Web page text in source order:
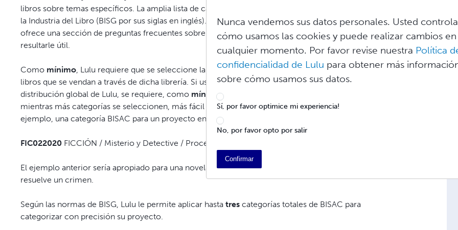
libros sobre temas específicos. La amplia lista de categorías es mantenida por el Grupo de Estudio de
la Industria del Libro (BISG por sus siglas en inglés). Puede revisarla lista en inglés aquí. La BISG
ofrece una sección de preguntas frecuentes sobre la selección de códigos BISAC que puede
resultarle útil.
Como mínimo, Lulu requiere que se seleccione la categoría de la librería de Lulu para todos los
libros que se vendan a través de dicha librería. Si usted tiene la intención de utilizar el servicio de
distribución global de Lulu, se requiere, como mínimo, una
mientras más categorías se seleccionen, más fácil será para los y las lectores encontrar su libro. Por
ejemplo, una categoría BISAC para un proyecto en distribución global podría verse así:
FIC022020 FICCIÓN / Misterio y Detective / Procedimiento Policial
El ejemplo anterior sería apropiado para una novela de misterio sobre un oficial de policía que
resuelve un crimen.
Según las normas de BISG, Lulu le permite aplicar hasta tres categorías totales de BISAC para
categorizar con precisión su proyecto.
Nunca vendemos sus datos personales. Usted controla
cómo usamos las cookies y puede realizar cambios en
cualquier momento. Por favor revise nuestra Política
confidencialidad de Lulu para obtener más
sobre cómo usamos sus datos.
Sí, por favor optimice mi experiencia!
No, por favor opto por salir
Confirmar